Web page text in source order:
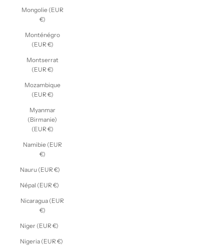
Mongolie (EUR
€)
Monténégro
(EUR €)
Montserrat
(EUR €)
Mozambique
(EUR €)
Myanmar
(Birmanie)
(EUR €)
Namibie (EUR
€)
Nauru (EUR €)
Népal (EUR €)
Nicaragua (EUR
€)
Niger (EUR €)
Nigeria (EUR €)